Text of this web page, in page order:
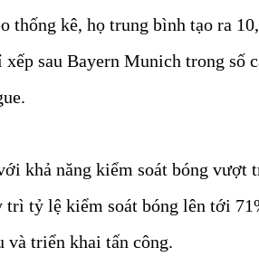
thống kê, họ trung bình tạo ra
sau Bayern Munich trong số
khả năng kiểm soát bóng
tỷ lệ kiểm soát bóng lên tới
và triển khai tấn công.